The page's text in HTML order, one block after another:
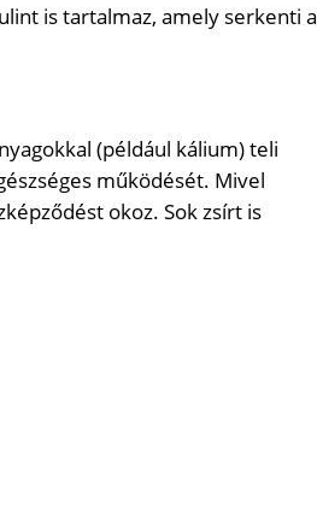
is tartalmaz, amely serkenti a
(például kálium) teli
működését. Mivel
okoz. Sok zsírt is